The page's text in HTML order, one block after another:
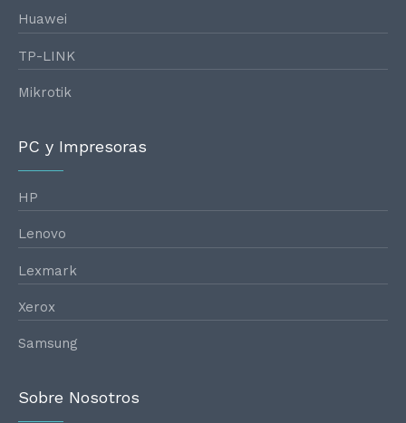
Huawei
TP-LINK
Mikrotik
PC y Impresoras
HP
Lenovo
Lexmark
Xerox
Samsung
Sobre Nosotros